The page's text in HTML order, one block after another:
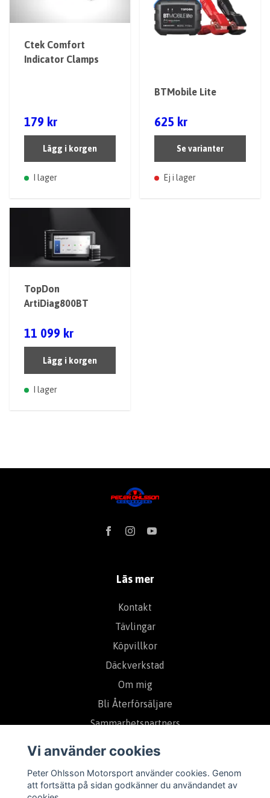
Ctek Comfort
Indicator Clamps
179 kr
Lägg i korgen
I lager
BTMobile Lite
625 kr
Se varianter
Ej i lager
TopDon
ArtiDiag800BT
11 099 kr
Lägg i korgen
I lager
Läs mer
Kontakt
Tävlingar
Köpvillkor
Däckverkstad
Om mig
Bli Återförsäljare
Sammarbetspartners
Prenumerera på vårt nyhetsbrev
Vi använder cookies
Peter Ohlsson Motorsport använder cookies. Genom
att fortsätta på sidan godkänner du användandet av